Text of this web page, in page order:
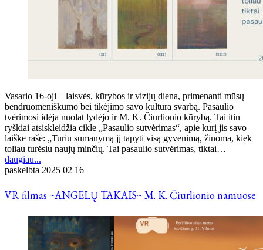
Vasario 16-oji – laisvės, kūrybos ir vizijų diena, primenanti mūsų
bendruomeniškumo bei tikėjimo savo kultūra svarbą. Pasaulio
tvėrimosi idėja nuolat lydėjo ir M. K. Čiurlionio kūrybą. Tai itin
ryškiai atsiskleidžia cikle „Pasaulio sutvėrimas“, apie kurį jis savo
laiške rašė: „Turiu sumanymą jį tapyti visą gyvenimą, žinoma, kiek
toliau turėsiu naujų minčių. Tai pasaulio sutvėrimas, tiktai…
daugiau...
paskelbta 2025 02 16
VR filmas ~ANGELŲ TAKAIS~ M. K. Čiurlionio namuose